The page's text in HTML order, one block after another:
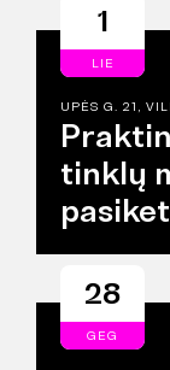
1
LIE
UPĖS G. 21,
tinklų
28
GEG